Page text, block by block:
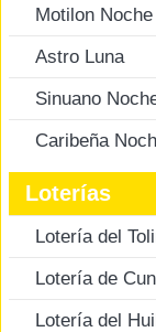
Motilon Noche
Astro Luna
Sinuano
Caribeña
Loterías
Lotería del
Lotería de
Lotería del